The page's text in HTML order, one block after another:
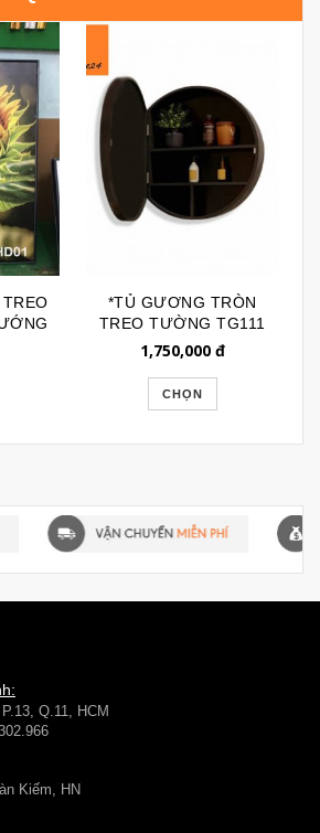
*TỦ GƯƠNG TRÒN
TREO TƯỜNG TG111
1,750,000đ
CHỌN
Q.11, HCM
Kiếm, HN